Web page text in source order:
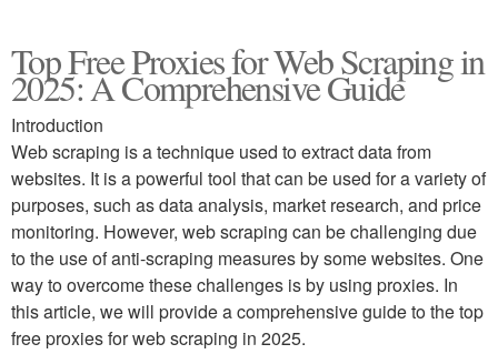
Top Free Proxies for Web Scraping in
2025: A Comprehensive Guide
Introduction
Web scraping is a technique used to extract data from
websites. It is a powerful tool that can be used for a variety of
purposes, such as data analysis, market research, and price
monitoring. However, web scraping can be challenging due
to the use of anti-scraping measures by some websites. One
way to overcome these challenges is by using proxies. In
this article, we will provide a comprehensive guide to the top
free proxies for web scraping in 2025.